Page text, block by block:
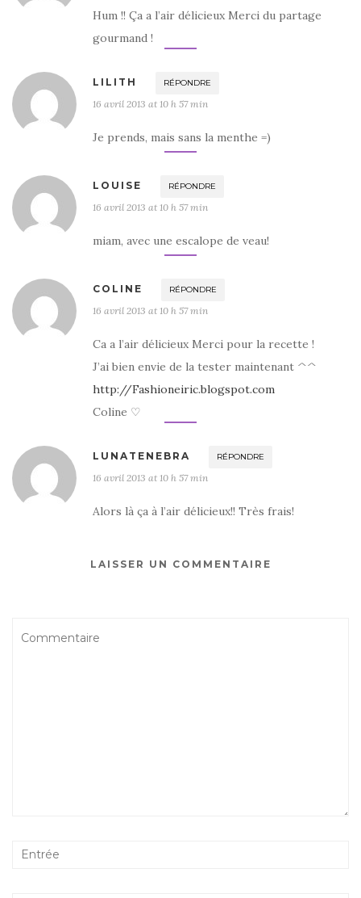
Hum !! Ça a l’air délicieux Merci du partage
gourmand !
LILITH RÉPONDRE
16 avril 2013 at 10 h 57 min
Je prends, mais sans la menthe =)
LOUISE RÉPONDRE
16 avril 2013 at 10 h 57 min
miam, avec une escalope de veau!
COLINE RÉPONDRE
16 avril 2013 at 10 h 57 min
Ca a l’air délicieux Merci pour la recette !
J’ai bien envie de la tester maintenant ^^
http://Fashioneiric.blogspot.com
Coline ♡
LUNATENEBRA RÉPONDRE
16 avril 2013 at 10 h 57 min
Alors là ça à l’air délicieux!! Très frais!
LAISSER UN COMMENTAIRE